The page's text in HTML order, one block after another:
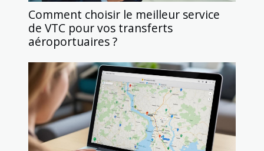
Comment choisir le meilleur service
de VTC pour vos transferts
aéroportuaires ?